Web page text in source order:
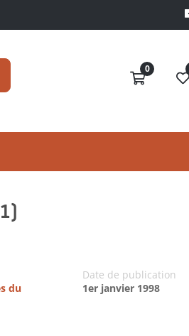
0
du
Date de publication
1er janvier 1998